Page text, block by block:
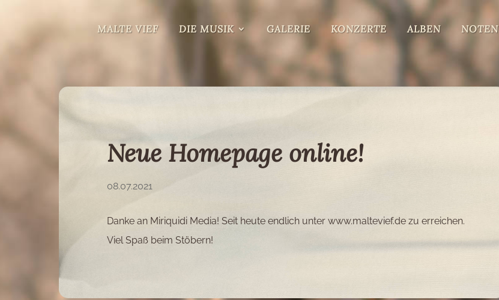
MALTE VIEF DIE MUSIK GALERIE KONZERTE ALBEN NOTEN
Neue Homepage online!
08.07.2021
Danke an Miriquidi Media! Seit heute endlich unter www.maltevief.de zu erreichen.
Viel Spaß beim Stöbern!